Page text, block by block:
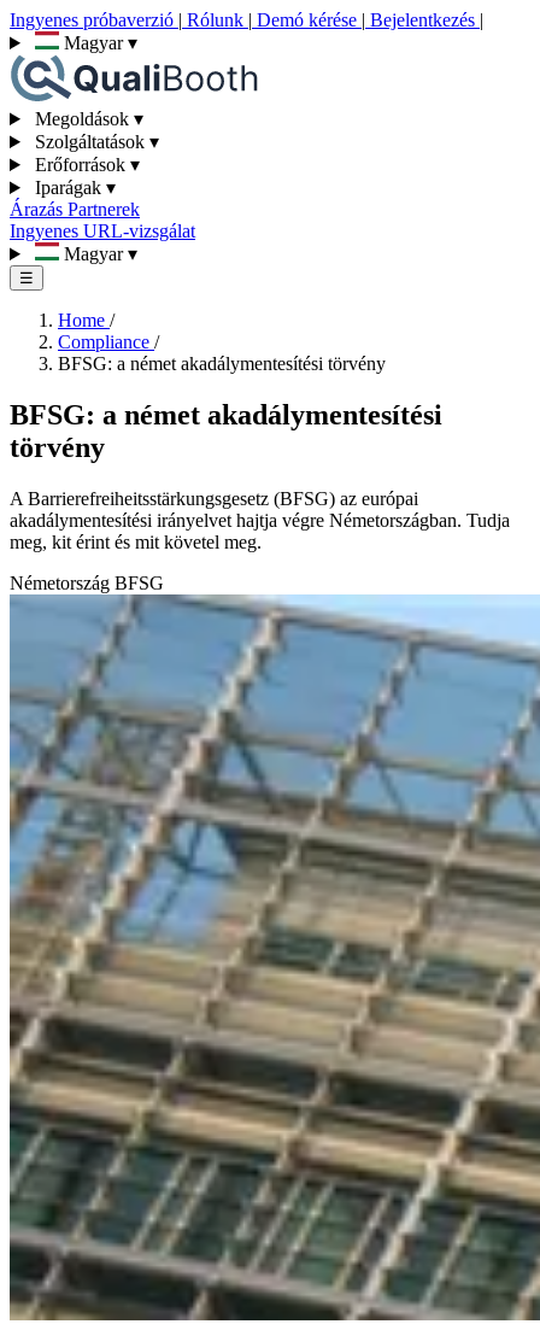
Ingyenes próbaverzió | Rólunk | Demó kérése | Bejelentkezés |
Magyar▾
Megoldások ▾
Szolgáltatások ▾
Erőforrások ▾
Iparágak ▾
Árazás Partnerek
Ingyenes URL-vizsgálat
Magyar▾
☰
Home /
Compliance /
BFSG: a német akadálymentesítési törvény
BFSG: a német akadálymentesítési
törvény
A Barrierefreiheitsstärkungsgesetz (BFSG) az európai
akadálymentesítési irányelvet hajtja végre Németországban. Tudja
meg, kit érint és mit követel meg.
Németország BFSG